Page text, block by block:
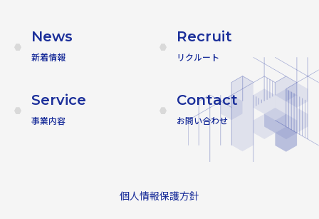
News
新着情報
Recruit
リクルート
Service
事業内容
Contact
お問い合わせ
個人情報保護方針